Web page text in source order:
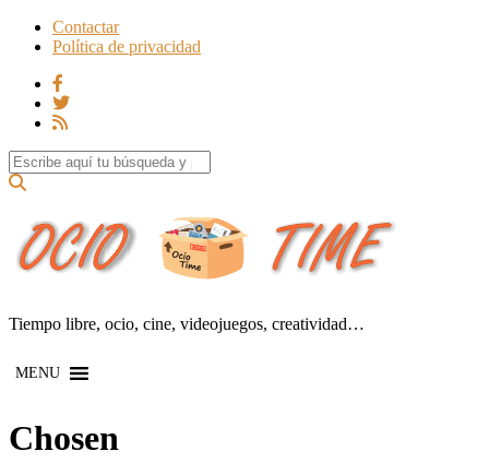
Contactar
Política de privacidad
Search for:
Tiempo libre, ocio, cine, videojuegos, creatividad…
MENU
Chosen